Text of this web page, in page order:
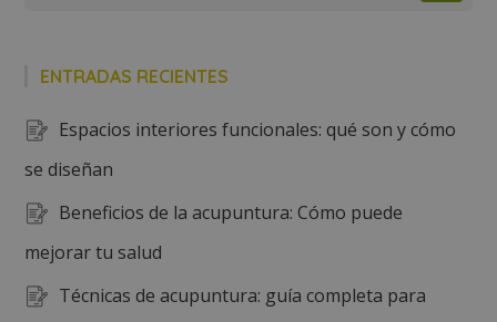
ENTRADAS RECIENTES
Espacios interiores funcionales: qué son y cómo
se diseñan
Beneficios de la acupuntura: Cómo puede
mejorar tu salud
Técnicas de acupuntura: guía completa para